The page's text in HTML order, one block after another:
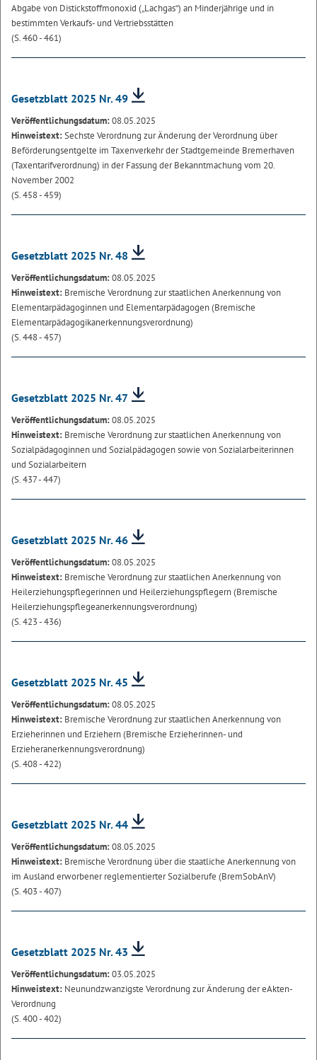
Abgabe von Distickstoffmonoxid („Lachgas“) an Minderjährige und in
bestimmten Verkaufs- und Vertriebsstätten
(S. 460 - 461)
Gesetzblatt 2025 Nr. 49
Veröffentlichungsdatum:08.05.2025
Hinweistext:Sechste Verordnung zur Änderung der Verordnung über
Beförderungsentgelte im Taxenverkehr der Stadtgemeinde Bremerhaven
(Taxentarifverordnung) in der Fassung der Bekanntmachung vom 20.
November 2002
(S. 458 - 459)
Gesetzblatt 2025 Nr. 48
Veröffentlichungsdatum:08.05.2025
Hinweistext: Bremische Verordnung zur staatlichen Anerkennung von
Elementarpädagoginnen und Elementarpädagogen (Bremische
Elementarpädagogikanerkennungsverordnung)
(S. 448 - 457)
Gesetzblatt 2025 Nr. 47
Veröffentlichungsdatum:08.05.2025
Hinweistext: Bremische Verordnung zur staatlichen Anerkennung von
Sozialpädagoginnen und Sozialpädagogen sowie von Sozialarbeiterinnen
und Sozialarbeitern
(S. 437 - 447)
Gesetzblatt 2025 Nr. 46
Veröffentlichungsdatum:08.05.2025
Hinweistext: Bremische Verordnung zur staatlichen Anerkennung von
Heilerziehungspflegerinnen und Heilerziehungspflegern (Bremische
Heilerziehungspflegeanerkennungsverordnung)
(S. 423 - 436)
Gesetzblatt 2025 Nr. 45
Veröffentlichungsdatum:08.05.2025
Hinweistext: Bremische Verordnung zur staatlichen Anerkennung von
Erzieherinnen und Erziehern (Bremische Erzieherinnen- und
Erzieheranerkennungsverordnung)
(S. 408 - 422)
Gesetzblatt 2025 Nr. 44
Veröffentlichungsdatum:08.05.2025
Hinweistext: Bremische Verordnung über die staatliche Anerkennung von
im Ausland erworbener reglementierter Sozialberufe (BremSobAnV)
(S. 403 - 407)
Gesetzblatt 2025 Nr. 43
Veröffentlichungsdatum:03.05.2025
Hinweistext: Neunundzwanzigste Verordnung zur Änderung der eAkten-
Verordnung
(S. 400 - 402)